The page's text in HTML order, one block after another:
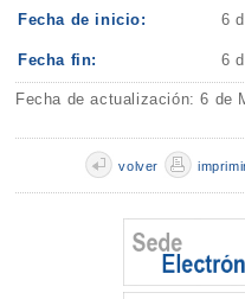
Fecha de inicio: 6
Fecha fin: 6
Fecha de actualización: 6 de
volver